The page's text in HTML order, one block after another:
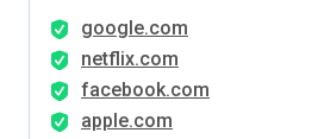
google.com
netflix.com
facebook.com
apple.com